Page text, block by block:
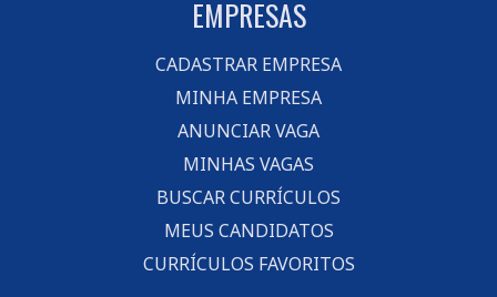
EMPRESAS
CADASTRAR EMPRESA
MINHA EMPRESA
ANUNCIAR VAGA
MINHAS VAGAS
BUSCAR CURRÍCULOS
MEUS CANDIDATOS
CURRÍCULOS FAVORITOS